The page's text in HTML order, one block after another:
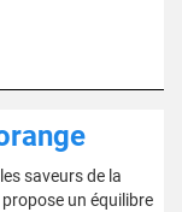
saveurs de la
un équilibre